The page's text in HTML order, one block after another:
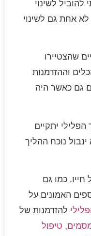
הצלחתי להוביל לשינוי
אחת גם לשינוי
שהצטיירו
וההזדמנות
גם כאשר היה
יתקיים
נוכח ההליך
כמו גם
האמונים על
להזדמנות של
, טיפול